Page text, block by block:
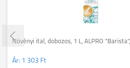
Növényi ital, dobozos, 1 L, ALPRO
Ár: 1 303 Ft